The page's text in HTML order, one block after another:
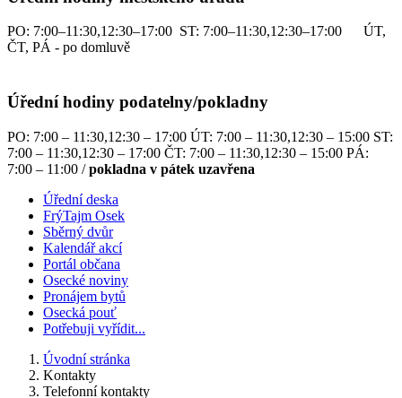
PO: 7:00–11:30,12:30–17:00 ST: 7:00–11:30,12:30–17:00 ÚT,
ČT, PÁ - po domluvě
Úřední hodiny podatelny/pokladny
PO: 7:00 – 11:30,12:30 – 17:00 ÚT: 7:00 – 11:30,12:30 – 15:00 ST:
7:00 – 11:30,12:30 – 17:00 ČT: 7:00 – 11:30,12:30 – 15:00 PÁ:
7:00 – 11:00 /pokladna v pátek uzavřena
Úřední deska
FrýTajm Osek
Sběrný dvůr
Kalendář akcí
Portál občana
Osecké noviny
Pronájem bytů
Osecká pouť
Potřebuji vyřídit...
Úvodní stránka
Kontakty
Telefonní kontakty